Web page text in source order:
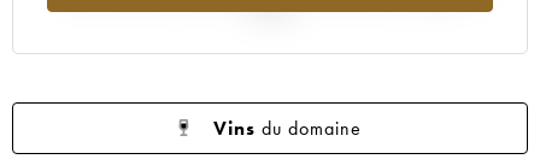
Vins du domaine